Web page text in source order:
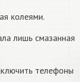
колеями.
лишь смазанная
телефоны